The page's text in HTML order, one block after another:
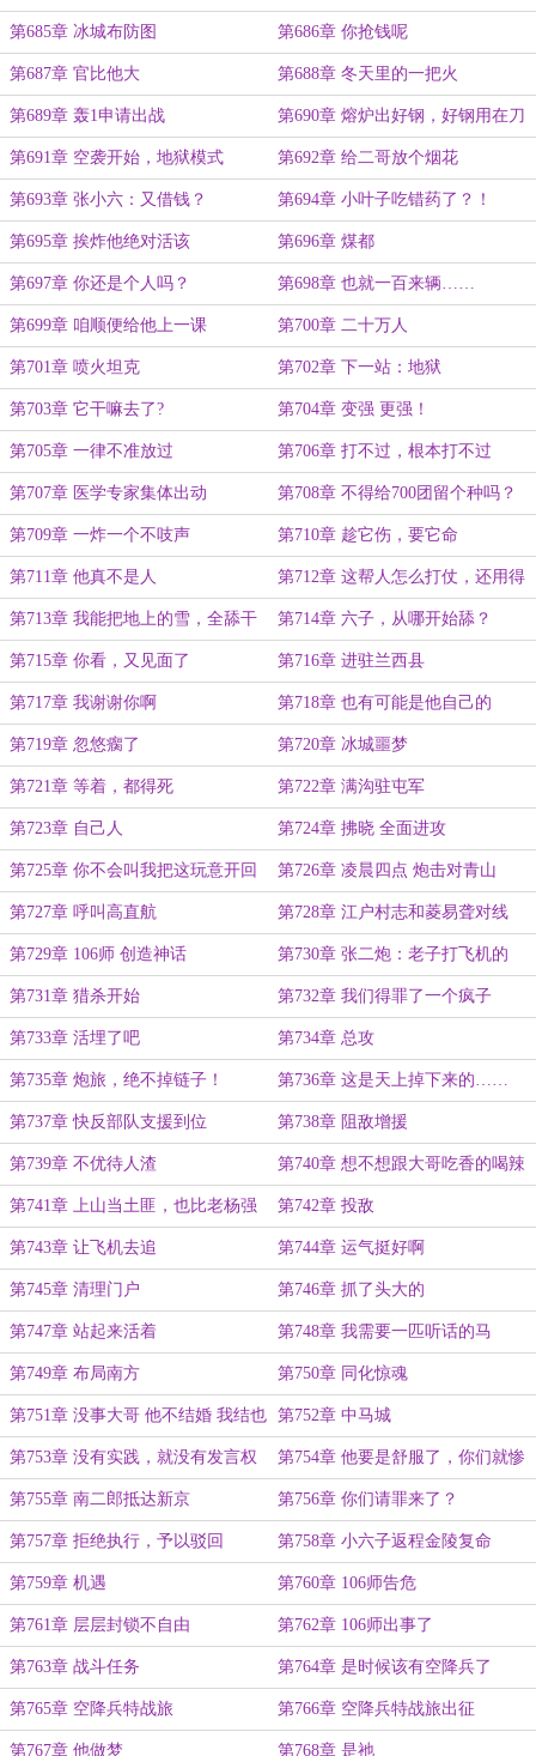
第685章 冰城布防图 第686章 你抢钱呢
第687章 官比他大 第688章 冬天里的一把火
第689章 轰1申请出战 第690章 熔炉出好钢，好钢用在刀
刃上
第691章 空袭开始，地狱模式 第692章 给二哥放个烟花
第693章 张小六：又借钱？ 第694章 小叶子吃错药了？！
第695章 挨炸他绝对活该 第696章 煤都
第697章 你还是个人吗？ 第698章 也就一百来辆……
第699章 咱顺便给他上一课 第700章 二十万人
第701章 喷火坦克 第702章 下一站：地狱
第703章 它干嘛去了? 第704章 变强 更强！
第705章 一律不准放过 第706章 打不过，根本打不过
第707章 医学专家集体出动 第708章 不得给700团留个种吗？
第709章 一炸一个不吱声 第710章 趁它伤，要它命
第711章 他真不是人 第712章 这帮人怎么打仗，还用得
着你教啊？
第713章 我能把地上的雪，全舔干
净你信不信？
第714章 六子，从哪开始舔？
第715章 你看，又见面了 第716章 进驻兰西县
第717章 我谢谢你啊 第718章 也有可能是他自己的
第719章 忽悠瘸了 第720章 冰城噩梦
第721章 等着，都得死 第722章 满沟驻屯军
第723章 自己人 第724章 拂晓 全面进攻
第725章 你不会叫我把这玩意开回
去吧？
第726章 凌晨四点 炮击对青山
第727章 呼叫高直航 第728章 江户村志和菱易聋对线
第729章 106师 创造神话 第730章 张二炮：老子打飞机的
第731章 猎杀开始 第732章 我们得罪了一个疯子
第733章 活埋了吧 第734章 总攻
第735章 炮旅，绝不掉链子！ 第736章 这是天上掉下来的……
第737章 快反部队支援到位 第738章 阻敌增援
第739章 不优待人渣 第740章 想不想跟大哥吃香的喝辣
的？
第741章 上山当土匪，也比老杨强 第742章 投敌
第743章 让飞机去追 第744章 运气挺好啊
第745章 清理门户 第746章 抓了头大的
第747章 站起来活着 第748章 我需要一匹听话的马
第749章 布局南方 第750章 同化惊魂
第751章 没事大哥 他不结婚 我结也
成
第752章 中马城
第753章 没有实践，就没有发言权 第754章 他要是舒服了，你们就惨
了
第755章 南二郎抵达新京 第756章 你们请罪来了？
第757章 拒绝执行，予以驳回 第758章 小六子返程金陵复命
第759章 机遇 第760章 106师告危
第761章 层层封锁不自由 第762章 106师出事了
第763章 战斗任务 第764章 是时候该有空降兵了
第765章 空降兵特战旅 第766章 空降兵特战旅出征
第767章 他做梦 第768章 是祂